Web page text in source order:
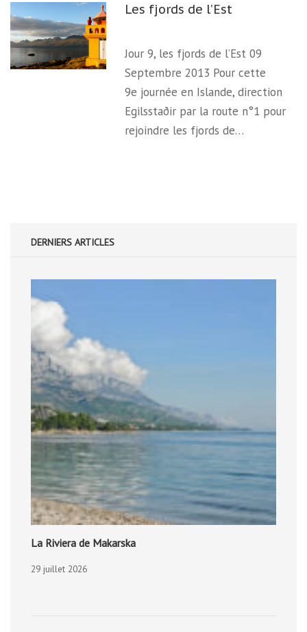
Les fjords de l’Est
Jour 9, les fjords de l’Est 09
Septembre 2013 Pour cette
9e journée en Islande, direction
Egilsstaðir par la route n°1 pour
rejoindre les fjords de…
DERNIERS ARTICLES
La Riviera de Makarska
29 juillet 2026